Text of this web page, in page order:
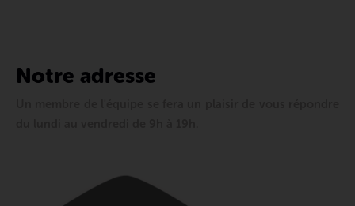
Notre adresse